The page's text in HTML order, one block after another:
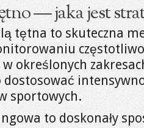
— jaka jest
tętna to skuteczna
określonych
dostosować
sportowych.
to doskonały